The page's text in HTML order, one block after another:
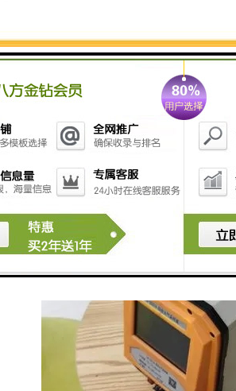
动调整到良好的工作状态； 13、接口